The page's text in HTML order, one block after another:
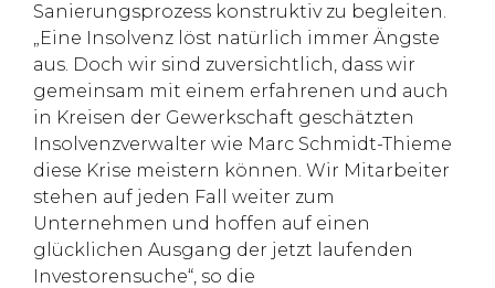
Sanierungsprozess konstruktiv zu begleiten.
„Eine Insolvenz löst natürlich immer Ängste
aus. Doch wir sind zuversichtlich, dass wir
gemeinsam mit einem erfahrenen und auch
in Kreisen der Gewerkschaft geschätzten
Insolvenzverwalter wie Marc Schmidt-Thieme
diese Krise meistern können. Wir Mitarbeiter
stehen auf jeden Fall weiter zum
Unternehmen und hoffen auf einen
glücklichen Ausgang der jetzt laufenden
Investorensuche“, so die